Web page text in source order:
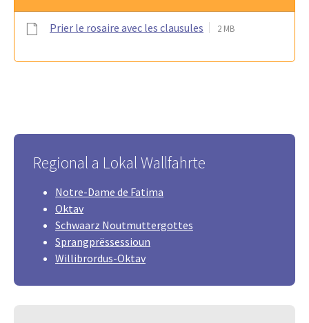
Prier le rosaire avec les clausules 2 MB
Regional a Lokal Wallfahrte
Notre-Dame de Fatima
Oktav
Schwaarz Noutmuttergottes
Sprangprëssessioun
Willibrordus-Oktav